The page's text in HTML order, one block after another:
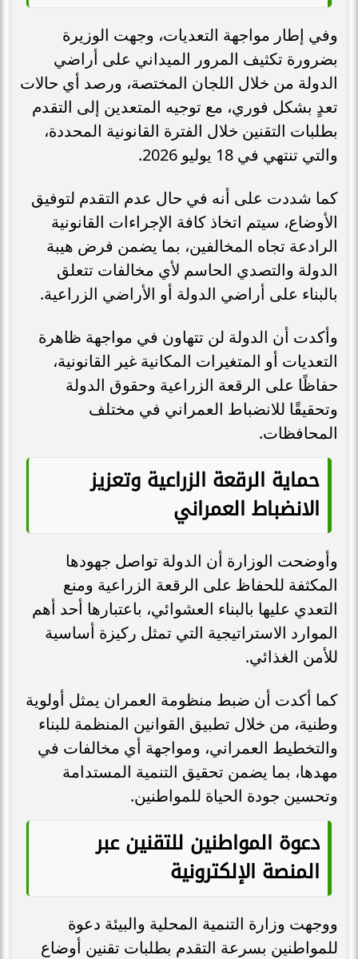
وفي إطار مواجهة التعديات، وجهت الوزيرة
بضرورة تكثيف المرور الميداني على أراضي
الدولة من خلال اللجان المختصة، ورصد أي حالات
تعدٍ بشكل فوري، مع توجيه المتعدين إلى التقدم
بطلبات التقنين خلال الفترة القانونية المحددة،
والتي تنتهي في 18 يوليو 2026.
كما شددت على أنه في حال عدم التقدم لتوفيق
الأوضاع، سيتم اتخاذ كافة الإجراءات القانونية
الرادعة تجاه المخالفين، بما يضمن فرض هيبة
الدولة والتصدي الحاسم لأي مخالفات تتعلق
بالبناء على أراضي الدولة أو الأراضي الزراعية.
وأكدت أن الدولة لن تتهاون في مواجهة ظاهرة
التعديات أو المتغيرات المكانية غير القانونية،
حفاظًا على الرقعة الزراعية وحقوق الدولة
وتحقيقًا للانضباط العمراني في مختلف
المحافظات.
حماية الرقعة الزراعية وتعزيز
الانضباط العمراني
وأوضحت الوزارة أن الدولة تواصل جهودها
المكثفة للحفاظ على الرقعة الزراعية ومنع
التعدي عليها بالبناء العشوائي، باعتبارها أحد أهم
الموارد الاستراتيجية التي تمثل ركيزة أساسية
للأمن الغذائي.
كما أكدت أن ضبط منظومة العمران يمثل أولوية
وطنية، من خلال تطبيق القوانين المنظمة للبناء
والتخطيط العمراني، ومواجهة أي مخالفات في
مهدها، بما يضمن تحقيق التنمية المستدامة
وتحسين جودة الحياة للمواطنين.
دعوة المواطنين للتقنين عبر
المنصة الإلكترونية
ووجهت وزارة التنمية المحلية والبيئة دعوة
للمواطنين بسرعة التقدم بطلبات تقنين أوضاع